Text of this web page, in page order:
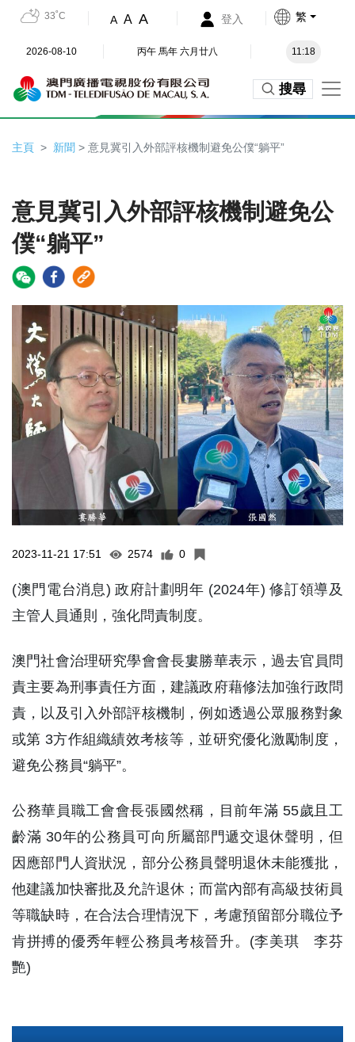
33˚C A A A 登入 繁
2026-08-10 丙午 馬年 六月廿八 11:18
搜尋
主頁 新聞 > 意見冀引入外部評核機制避免公僕“躺平”
意見冀引入外部評核機制避免公
僕“躺平”
2023-11-21 17:51 2574 0
(澳門電台消息) 政府計劃明年 (2024年) 修訂領導及
主管人員通則，強化問責制度。
澳門社會治理研究學會會長婁勝華表示，過去官員問
責主要為刑事責任方面，建議政府藉修法加強行政問
責，以及引入外部評核機制，例如透過公眾服務對象
或第 3方作組織績效考核等，並研究優化激勵制度，
避免公務員“躺平”。
公務華員職工會會長張國然稱，目前年滿 55歲且工
齡滿 30年的公務員可向所屬部門遞交退休聲明，但
因應部門人資狀況，部分公務員聲明退休未能獲批，
他建議加快審批及允許退休；而當內部有高級技術員
等職缺時，在合法合理情況下，考慮預留部分職位予
肯拼搏的優秀年輕公務員考核晉升。(李美琪 李芬
艷)